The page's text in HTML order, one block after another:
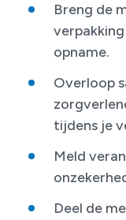
Breng de
opname.
Overloop
tijdens je
Meld
Deel de